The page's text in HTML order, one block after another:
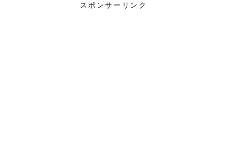
スポンサーリンク